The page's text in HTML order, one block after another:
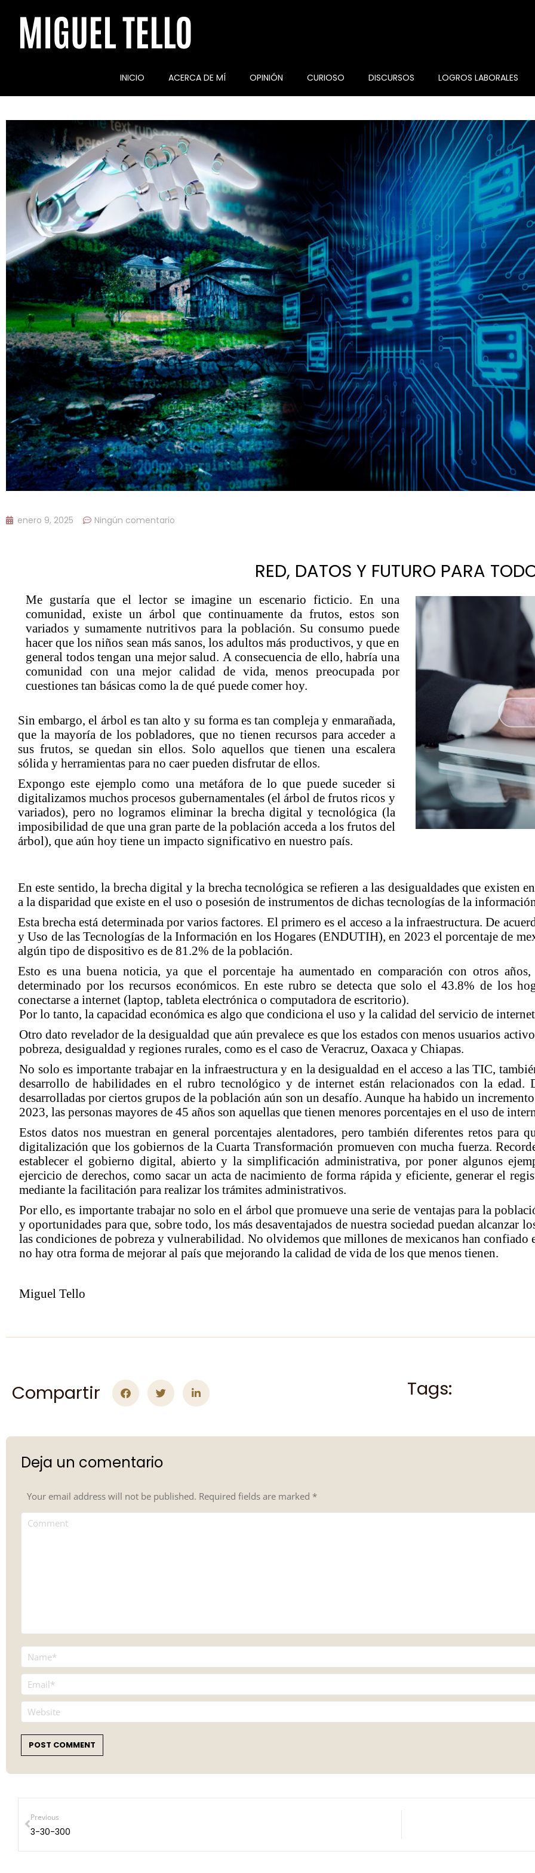
MIGUEL TELLO
INICIO ACERCA DE MÍ OPINIÓN CURIOSO DISCURSOS LOGROS LABORALES
enero 9, 2025 Ningún comentario
RED, DATOS Y FUTURO PARA
Me gustaría que el lector se imagine un escenario ficticio. En una
comunidad, existe un árbol que continuamente da frutos, estos son
variados y sumamente nutritivos para la población. Su consumo puede
hacer que los niños sean más sanos, los adultos más productivos, y que en
general todos tengan una mejor salud. A consecuencia de ello, habría una
comunidad con una mejor calidad de vida, menos preocupada por
cuestiones tan básicas como la de qué puede comer hoy.
Sin embargo, el árbol es tan alto y su forma es tan compleja y enmarañada,
que la mayoría de los pobladores, que no tienen recursos para acceder a
sus frutos, se quedan sin ellos. Solo aquellos que tienen una escalera
sólida y herramientas para no caer pueden disfrutar de ellos.
Expongo este ejemplo como una metáfora de lo que puede suceder si
digitalizamos muchos procesos gubernamentales (el árbol de frutos ricos y
variados), pero no logramos eliminar la brecha digital y tecnológica (la
imposibilidad de que una gran parte de la población acceda a los frutos del
árbol), que aún hoy tiene un impacto significativo en nuestro país.
En este sentido, la brecha digital y la brecha tecnológica se refieren a las desigualdades que existen
a la disparidad que existe en el uso o posesión de instrumentos de dichas tecnologías de la
Esta brecha está determinada por varios factores. El primero es el acceso a la infraestructura. De
y Uso de las Tecnologías de la Información en los Hogares (ENDUTIH), en 2023 el porcentaje de
algún tipo de dispositivo es de 81.2% de la población.
Esto es una buena noticia, ya que el porcentaje ha aumentado en comparación con otros
determinado por los recursos económicos. En este rubro se detecta que solo el 43.8% de los
conectarse a internet (laptop, tableta electrónica o computadora de escritorio).
Por lo tanto, la capacidad económica es algo que condiciona el uso y la calidad del servicio de
Otro dato revelador de la desigualdad que aún prevalece es que los estados con menos usuarios
pobreza, desigualdad y regiones rurales, como es el caso de Veracruz, Oaxaca y Chiapas.
No solo es importante trabajar en la infraestructura y en la desigualdad en el acceso a las TIC,
desarrollo de habilidades en el rubro tecnológico y de internet están relacionados con la edad.
desarrolladas por ciertos grupos de la población aún son un desafío. Aunque ha habido un
2023, las personas mayores de 45 años son aquellas que tienen menores porcentajes en el uso de
Estos datos nos muestran en general porcentajes alentadores, pero también diferentes retos para
digitalización que los gobiernos de la Cuarta Transformación promueven con mucha fuerza.
establecer el gobierno digital, abierto y la simplificación administrativa, por poner algunos
ejercicio de derechos, como sacar un acta de nacimiento de forma rápida y eficiente, generar el
mediante la facilitación para realizar los trámites administrativos.
Por ello, es importante trabajar no solo en el árbol que promueve una serie de ventajas para la
y oportunidades para que, sobre todo, los más desaventajados de nuestra sociedad puedan alcanzar
las condiciones de pobreza y vulnerabilidad. No olvidemos que millones de mexicanos han confiado
no hay otra forma de mejorar al país que mejorando la calidad de vida de los que menos tienen.
Miguel Tello
Compartir Tags:
Deja un comentario
Your email address will not be published. Required fields are marked *
Comment
Name *
Email *
Website
POST COMMENT
Previous
3-30-300